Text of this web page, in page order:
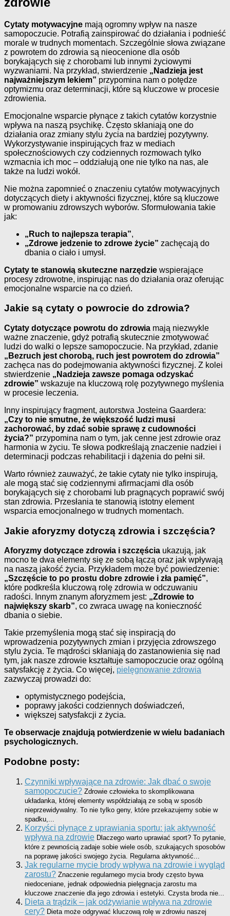
Cytaty motywacyjne mają ogromny wpływ na nasze
samopoczucie. Potrafią zainspirować do działania i podnieść
morale w trudnych momentach. Szczególnie słowa związane
z powrotem do zdrowia są nieocenione dla osób
borykających się z chorobami lub innymi życiowymi
wyzwaniami. Na przykład, stwierdzenie „Nadzieja jest
najważniejszym lekiem” przypomina nam o potędze
optymizmu oraz determinacji, które są kluczowe w procesie
zdrowienia.
Emocjonalne wsparcie płynące z takich cytatów korzystnie
wpływa na naszą psychikę. Często skłaniają one do
działania oraz zmiany stylu życia na bardziej pozytywny.
Wykorzystywanie inspirujących fraz w mediach
społecznościowych czy codziennych rozmowach tylko
wzmacnia ich moc – oddziałują one nie tylko na nas, ale
także na ludzi wokół.
Nie można zapomnieć o znaczeniu cytatów motywacyjnych
dotyczących diety i aktywności fizycznej, które są kluczowe
w promowaniu zdrowszych wyborów. Sformułowania takie
jak:
„Ruch to najlepsza terapia”,
„Zdrowe jedzenie to zdrowe życie” zachęcają do
dbania o ciało i umysł.
Cytaty te stanowią skuteczne narzędzie wspierające
procesy zdrowotne, inspirując nas do działania oraz oferując
emocjonalne wsparcie na co dzień.
Jakie są cytaty o powrocie do zdrowia?
Cytaty dotyczące powrotu do zdrowia mają niezwykle
ważne znaczenie, gdyż potrafią skutecznie zmotywować
ludzi do walki o lepsze samopoczucie. Na przykład, zdanie
„Bezruch jest chorobą, ruch jest powrotem do zdrowia”
zachęca nas do podejmowania aktywności fizycznej. Z kolei
stwierdzenie „Nadzieja zawsze pomaga odzyskać
zdrowie” wskazuje na kluczową rolę pozytywnego myślenia
w procesie leczenia.
Inny inspirujący fragment, autorstwa Josteina Gaardera:
„Czy to nie smutne, że większość ludzi musi
zachorować, by zdać sobie sprawę z cudowności
życia?” przypomina nam o tym, jak cenne jest zdrowie oraz
harmonia w życiu. Te słowa podkreślają znaczenie nadziei i
determinacji podczas rehabilitacji i dążenia do pełni sił.
Warto również zauważyć, że takie cytaty nie tylko inspirują,
ale mogą stać się codziennymi afirmacjami dla osób
borykających się z chorobami lub pragnących poprawić swój
stan zdrowia. Przesłania te stanowią istotny element
wsparcia emocjonalnego w trudnych momentach.
Jakie aforyzmy dotyczą zdrowia i szczęścia?
Aforyzmy dotyczące zdrowia i szczęścia ukazują, jak
mocno te dwa elementy się ze sobą łączą oraz jak wpływają
na naszą jakość życia. Przykładem może być powiedzenie:
„Szczęście to po prostu dobre zdrowie i zła pamięć”,
które podkreśla kluczową rolę zdrowia w odczuwaniu
radości. Innym znanym aforyzmem jest: „Zdrowie to
największy skarb”, co zwraca uwagę na konieczność
dbania o siebie.
Takie przemyślenia mogą stać się inspiracją do
wprowadzenia pozytywnych zmian i przyjęcia zdrowszego
stylu życia. Te mądrości skłaniają do zastanowienia się nad
tym, jak nasze zdrowie kształtuje samopoczucie oraz ogólną
satysfakcję z życia. Co więcej, pielęgnowanie zdrowia
zazwyczaj prowadzi do:
optymistycznego podejścia,
poprawy jakości codziennych doświadczeń,
większej satysfakcji z życia.
Te obserwacje znajdują potwierdzenie w wielu badaniach
psychologicznych.
Podobne posty:
Czynniki wpływające na zdrowie: Jak dbać o swoje
samopoczucie? Zdrowie człowieka to skomplikowana
układanka, której elementy współdziałają ze sobą w sposób
nieprzewidywalny. To nie tylko geny, które przekazujemy sobie w
spadku,...
Korzyści płynące z uprawiania sportu: jak aktywność
wpływa na zdrowie Dlaczego warto uprawiać sport? To pytanie,
które z pewnością zadaje sobie wiele osób, szukających sposobów
na poprawę jakości swojego życia. Regularna aktywność...
Jak regularne mycie brody wpływa na zdrowie i wygląd
zarostu? Znaczenie regularnego mycia brody często bywa
niedoceniane, jednak odpowiednia pielęgnacja zarostu ma
kluczowe znaczenie dla jego zdrowia i estetyki. Czysta broda nie...
Dieta a trądzik – jak odżywianie wpływa na zdrowie
cery? Dieta może odgrywać kluczową rolę w zdrowiu naszej